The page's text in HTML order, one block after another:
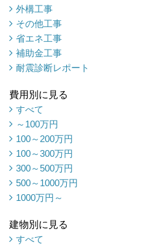
外構工事
その他工事
省エネ工事
補助金工事
耐震診断レポート
費用別に見る
すべて
～100万円
100～200万円
100～300万円
300～500万円
500～1000万円
1000万円～
建物別に見る
すべて